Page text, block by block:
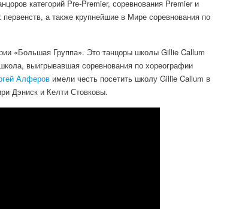
категорий Pre-Premier, соревнования Premier и
а также крупнейшие в Мире соревнования по
«Большая Группа». Это танцоры школы Gillie Callum
выигрывавшая соревнования по хореографии
Алферовимели честь посетить школу Gillie Callum в
Дэниск и Келти Стовковы.